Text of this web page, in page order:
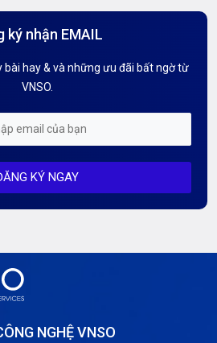
riêng)
ký nhận EMAIL
bài hay & và những ưu đãi bất ngờ từ
VNSO.
KÝ NGAY
NGHỆ VNSO